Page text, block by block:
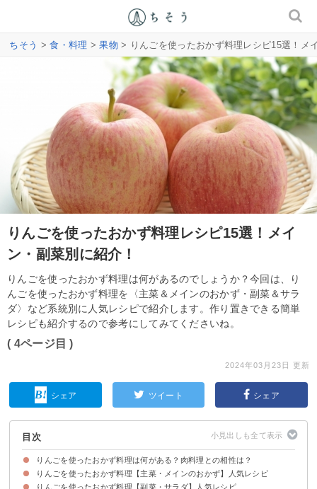
ちそう >食・料理 >果物 > りんごを使ったおかず料理レシピ15選！メ
りんごを使ったおかず料理レシピ15選！メイ
ン・副菜別に紹介！
りんごを使ったおかず料理は何があるのでしょうか？今回は、り
んごを使ったおかず料理を〈主菜＆メインのおかず・副菜＆サラ
ダ〉など系統別に人気レシピで紹介します。作り置きできる簡単
レシピも紹介するので参考にしてみてくださいね。
( 4ページ目 )
2024年03月23日 更新
シェア ツイート シェア
目次
りんごを使ったおかず料理は何がある？肉料理との相性は？
りんごを使ったおかず料理【主菜・メインのおかず】人気レシピ
①りんごと鶏肉のはちみつ醤油ホイル焼き
②りんごとクリームチーズの肉巻き
③りんごと豚肉のソテー
④焼きりんごと鶏肉のグリル
⑤すりおろしりんごのカレー
⑥りんごと豚ヒレ肉のソテー
⑦りんごと鶏肉の炒め物
⑧すりおろしりんごで豚肉の生姜焼き
りんごを使ったおかず料理【副菜・サラダ】人気レシピ